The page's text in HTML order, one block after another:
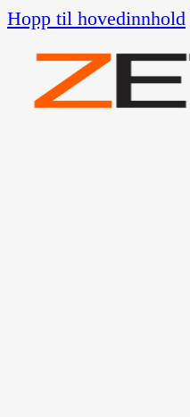
Hopp til hovedinnhold